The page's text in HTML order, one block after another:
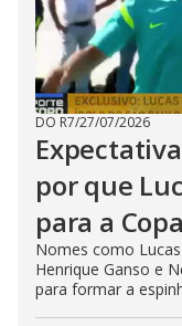
DO R7/27/07/2026
por que
para a
Nomes como
Henrique Ganso e
para formar a